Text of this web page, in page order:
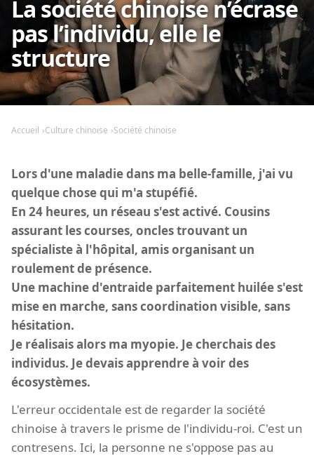
La société chinoise n’écrase
pas l’individu, elle le
structure
Accueil Culture chinoise Société chinoise
Lors d'une maladie dans ma belle-famille, j'ai vu
quelque chose qui m'a stupéfié.
En 24 heures, un réseau s'est activé. Cousins
assurant les courses, oncles trouvant un
spécialiste à l'hôpital, amis organisant un
roulement de présence.
Une machine d'entraide parfaitement huilée s'est
mise en marche, sans coordination visible, sans
hésitation.
Je réalisais alors ma myopie. Je cherchais des
individus. Je devais apprendre à voir des
écosystèmes.
L'erreur occidentale est de regarder la société
chinoise à travers le prisme de l'individu-roi. C'est un
contresens. Ici, la personne ne s'oppose pas au